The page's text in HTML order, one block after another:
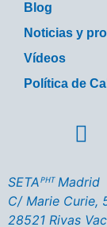
Blog
Noticias y
Vídeos
Política de
SETAᴾᴴᵀ Madrid
C/ Marie Curie,
28521 Rivas